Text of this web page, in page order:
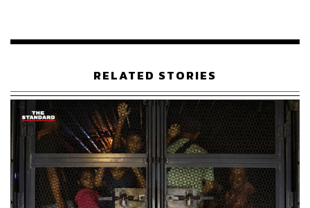
as-najib-resigns-as-party-coalition-chief-idUSKBN1I
www.theguardian.com/world/2018/may/12/ousted-m
alaysian-leader-najib-razak-prevented-from-leaving-c
ountry
www.bbc.com/news/world-asia-44092143
TAGS: Malaysia Najib Razak
RELATED STORIES